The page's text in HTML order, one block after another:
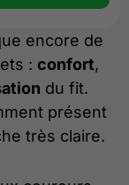
encore de
: confort,
du fit.
présent
très claire.